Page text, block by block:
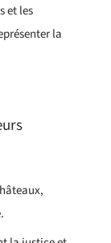
et les
la